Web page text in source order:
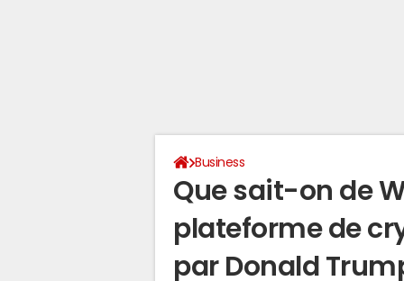
Business
Que sait-on de
plateforme de
par Donald